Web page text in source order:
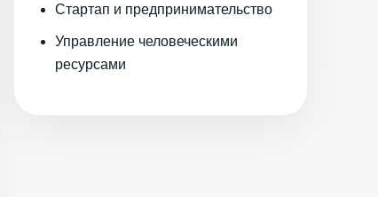
Стартап и предпринимательство
Управление человеческими
ресурсами